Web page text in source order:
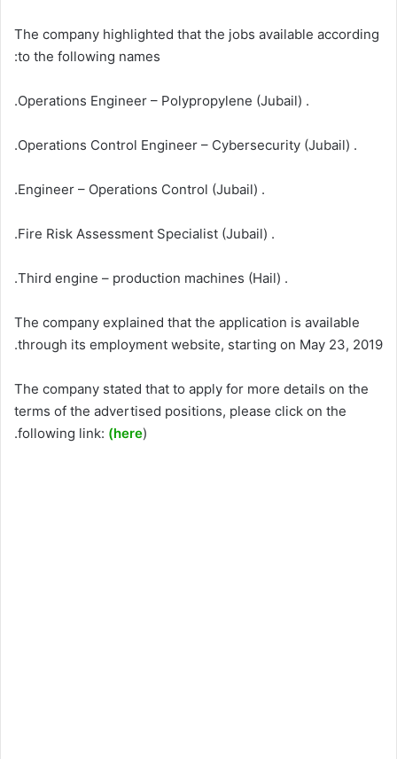
The company highlighted that the jobs available according
to the following names:
. Operations Engineer – Polypropylene (Jubail).
. Operations Control Engineer – Cybersecurity (Jubail).
. Engineer – Operations Control (Jubail).
. Fire Risk Assessment Specialist (Jubail).
. Third engine – production machines (Hail).
The company explained that the application is available
through its employment website, starting on May 23, 2019.
The company stated that to apply for more details on the
terms of the advertised positions, please click on the
following link: (here).